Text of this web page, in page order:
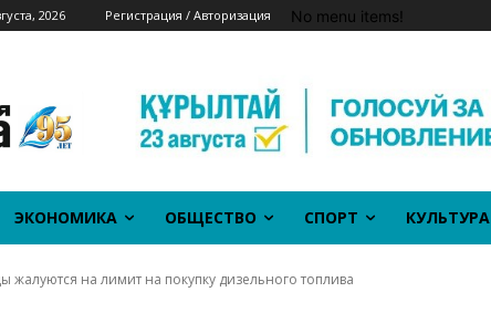
2026 Регистрация / Авторизация No menu items!
ЭКОНОМИКА ОБЩЕСТВО СПОРТ КУЛЬТУРА
жалуются на лимит на покупку дизельного топлива